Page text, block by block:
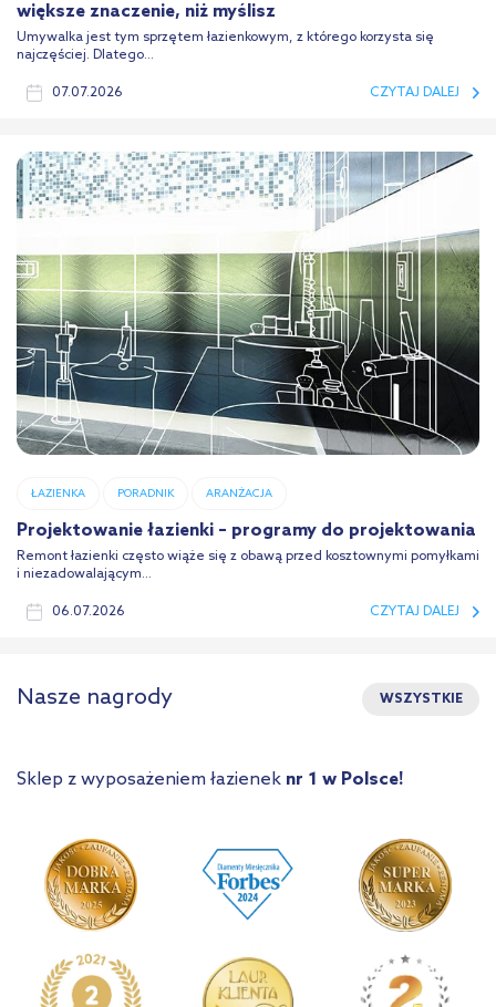
większe znaczenie, niż myślisz
Umywalka jest tym sprzętem łazienkowym, z którego korzysta się
najczęściej. Dlatego...
07.07.2026 CZYTAJ DALEJ
ŁAZIENKA PORADNIK ARANŻACJA
Projektowanie łazienki – programy do projektowania
Remont łazienki często wiąże się z obawą przed kosztownymi pomyłkami
i niezadowalającym...
06.07.2026 CZYTAJ DALEJ
Nasze nagrody WSZYSTKIE
Sklep z wyposażeniem łazienek nr 1 w Polsce!